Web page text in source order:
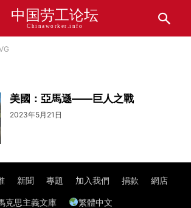
中国劳工论坛
Chinaworker.info
美國：亞馬遜——巨人之戰
2023年5月21日
新聞 專題 加入我們 捐款 網店
克思主義文庫 繁體中文